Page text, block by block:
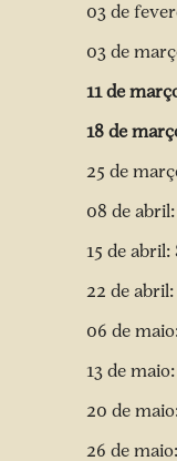
03 de
03 de
11 de
18 de
25 de
08 de
15 de
22 de
06 de
13 de
20 de
26 de